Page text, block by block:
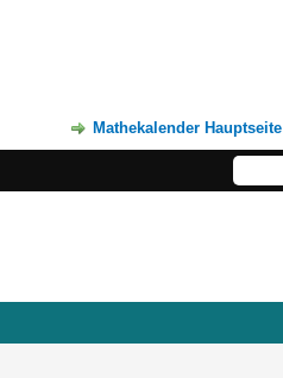
Mathekalender Hauptseite